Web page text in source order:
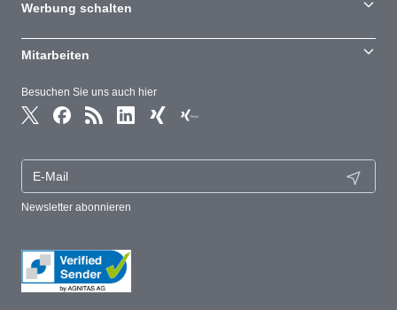
Besuchen Sie uns auch hier
Newsletter abonnieren
Werbung schalten
Mitarbeiten